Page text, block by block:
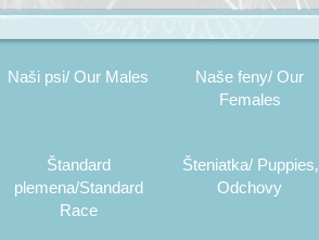
Naši psi/ Our Males
Naše feny/ Our
Females
Štandard
plemena/Standard
Race
Šteniatka/ Puppies‚
Odchovy